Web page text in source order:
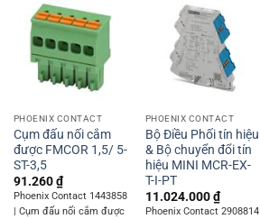
PHOENIX CONTACT
Cụm đấu nối cắm
được FMCOR 1,5/ 5-
ST-3,5
91.260₫
Phoenix Contact 1443858
| Cụm đấu nối cắm được
PHOENIX CONTACT
Bộ Điều Phối tín hiệu
& Bộ chuyển đổi tín
hiệu MINI MCR-EX-
T-I-PT
11.024.000₫
Phoenix Contact 2908814